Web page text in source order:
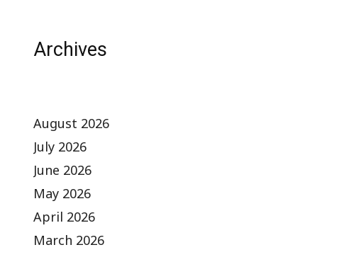
Archives
August 2026
July 2026
June 2026
May 2026
April 2026
March 2026